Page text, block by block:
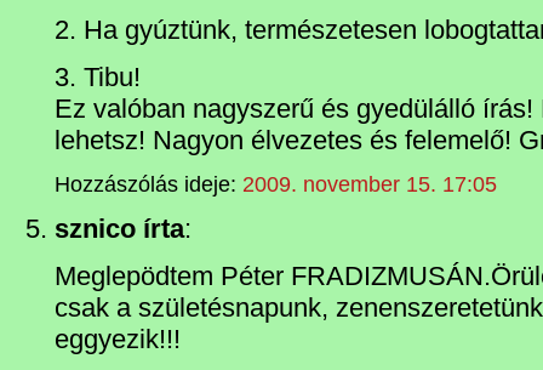
2. Ha gyúztünk, természetesen
3. Tibu!
Ez valóban nagyszerű és gyedülálló
lehetsz! Nagyon élvezetes és felemelő!
Hozzászólás ideje: 2009. november 15. 17:05
sznico írta:
Meglepödtem Péter
csak a születésnapunk,
eggyezik!!!